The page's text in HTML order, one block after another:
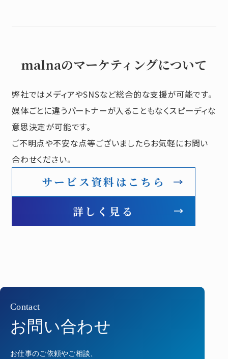
malnaのマーケティングについて
弊社ではメディアやSNSなど総合的な支援が可能です。
媒体ごとに違うパートナーが入ることもなくスピーディな
意思決定が可能です。
ご不明点や不安な点等ございましたらお気軽にお問い
合わせください。
サービス資料はこちら
詳しく見る
Contact
お問い合わせ
お仕事のご依頼やご相談、